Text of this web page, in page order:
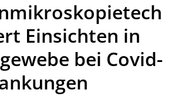
Einsichten in
bei Covid-